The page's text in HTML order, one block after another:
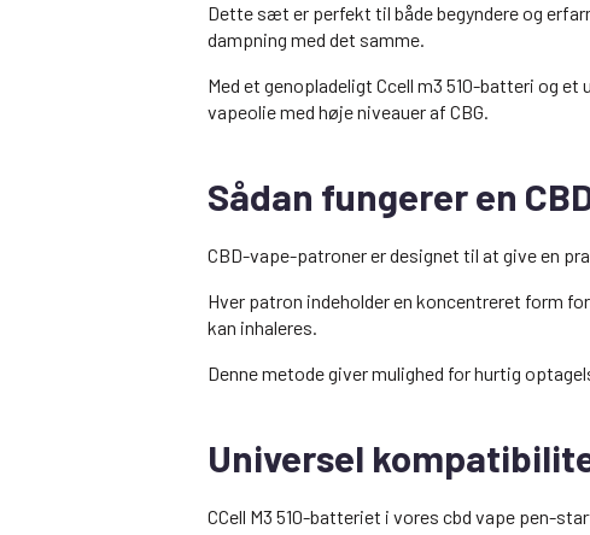
Dette sæt er perfekt til både begyndere og
dampning med det samme.
Med et genopladeligt Ccell m3 510-batteri og
vapeolie med høje niveauer af CBG.
Sådan fungerer en
CBD-vape-patroner er designet til at give en
Hver patron indeholder en koncentreret form
kan inhaleres.
Denne metode giver mulighed for hurtig
Universel
CCell M3 510-batteriet i vores cbd vape pen-